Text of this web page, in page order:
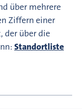
über mehrere
Ziffern einer
der über die
Standortliste